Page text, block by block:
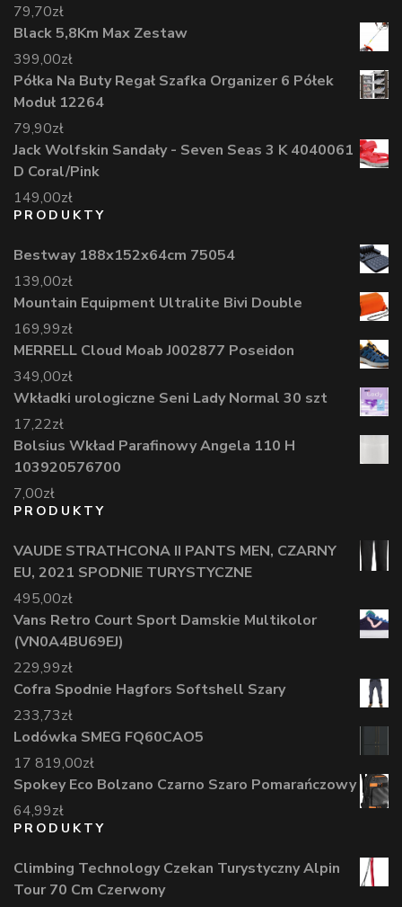
79,70zł
Black 5,8Km Max Zestaw
399,00zł
Półka Na Buty Regał Szafka Organizer 6 Półek
Moduł 12264
79,90zł
Jack Wolfskin Sandały - Seven Seas 3 K 4040061
D Coral/Pink
149,00zł
PRODUKTY
Bestway 188x152x64cm 75054
139,00zł
Mountain Equipment Ultralite Bivi Double
169,99zł
MERRELL Cloud Moab J002877 Poseidon
349,00zł
Wkładki urologiczne Seni Lady Normal 30 szt
17,22zł
Bolsius Wkład Parafinowy Angela 110 H
103920576700
7,00zł
PRODUKTY
VAUDE STRATHCONA II PANTS MEN, CZARNY
EU, 2021 SPODNIE TURYSTYCZNE
495,00zł
Vans Retro Court Sport Damskie Multikolor
(VN0A4BU69EJ)
229,99zł
Cofra Spodnie Hagfors Softshell Szary
233,73zł
Lodówka SMEG FQ60CAO5
17 819,00zł
Spokey Eco Bolzano Czarno Szaro Pomarańczowy
64,99zł
PRODUKTY
Climbing Technology Czekan Turystyczny Alpin
Tour 70 Cm Czerwony